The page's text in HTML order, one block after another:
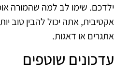
ילדכם. שימו לב למה שהמורה
אקטיבית, אתה יכול להבין טוב
אתגרים או דאגות.
עדכונים שוטפים